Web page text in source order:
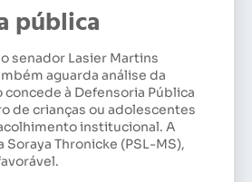
pública
senador Lasier Martins
aguarda análise da
à Defensoria Pública
de crianças ou adolescentes
institucional. A
Thronicke (PSL-MS),